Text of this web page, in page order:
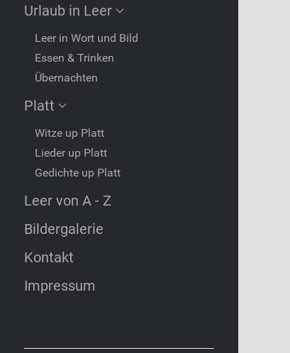
Urlaub in Leer
Leer in Wort und Bild
Essen & Trinken
Übernachten
Platt
Witze up Platt
Lieder up Platt
Gedichte up Platt
Leer von A - Z
Bildergalerie
Kontakt
Impressum